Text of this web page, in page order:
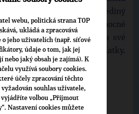
Připomeňme, že jediný
donedávna pravomocné
o tom, že kraje nemají za své
zdravotnické poplatky.
rozpor slov a činů.
pro majitele
webu, politická strana TOP
ukládá a zpracovává
o jeho uživatelích (např. síťové
údaje o tom, jak jej
nebo jaký obsah je zajímá). K
využívá soubory cookies.
účely zpracování těchto
souhlas uživatele,
volbou „Přijmout
Nastavení cookies můžete